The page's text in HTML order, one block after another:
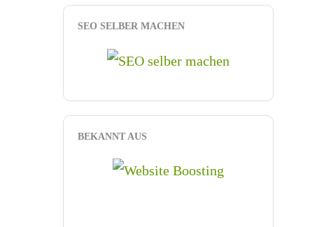
SEO SELBER MACHEN
BEKANNT AUS